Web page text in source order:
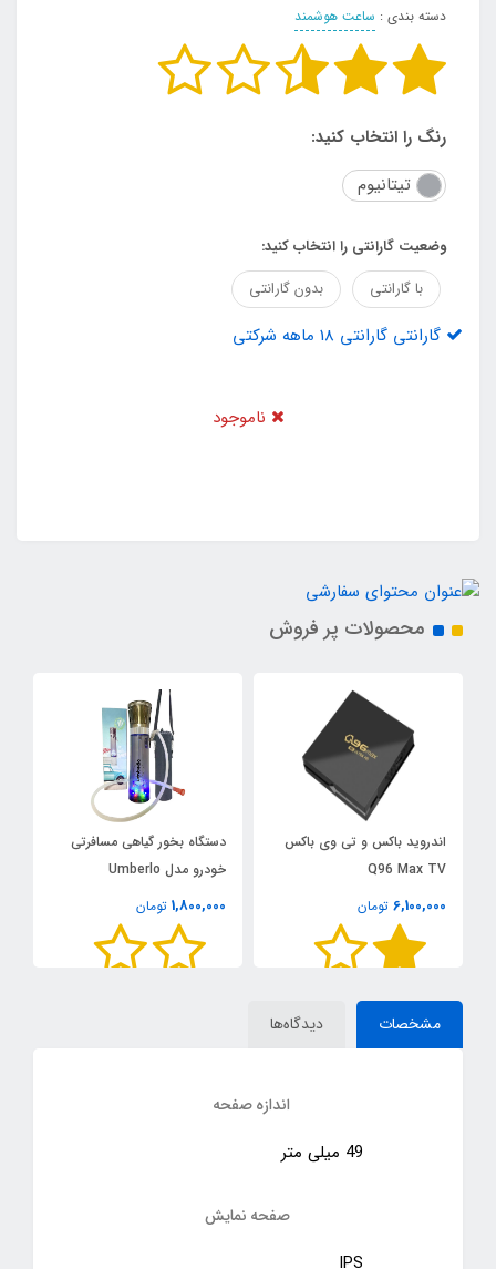
دسته بندی : ساعت هوشمند
رنگ را انتخاب کنید:
تیتانیوم
وضعیت گارانتی را انتخاب کنید:
با گارانتی
بدون گارانتی
گارانتی گارانتی 18 ماهه شرکتی
ناموجود
محصولات پر فروش
اندروید باکس و تی وی باکس
Q96 Max TV
6,100,000 تومان
دستگاه بخور گیاهی مسافرتی
خودرو مدل Umberlo
1,800,000 تومان
مشخصات دیدگاه‌ها
اندازه صفحه
49 میلی متر
صفحه نمایش